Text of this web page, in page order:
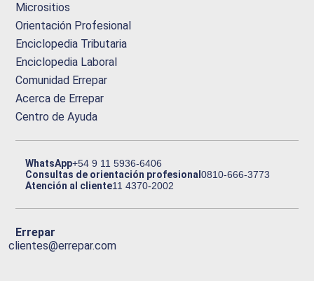
Micrositios
Orientación Profesional
Enciclopedia Tributaria
Enciclopedia Laboral
Comunidad Errepar
Acerca de Errepar
Centro de Ayuda
WhatsApp+54 9 11 5936-6406
Consultas de orientación profesional0810-666-3773
Atención al cliente11 4370-2002
Errepar
clientes@errepar.com